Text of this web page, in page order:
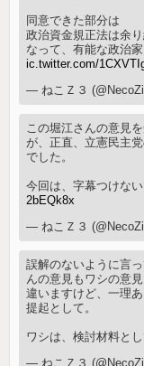
同意できた部分は
政治資金規正法は余
なって、有能な政治
ic.twitter.com/
— ねこＺ３
この堀江さんの意見
が、正直、立憲民主
でした。
今回は、字幕つけな
2bEQk8x
— ねこＺ３
誤解のないように言
んの意見もワシの意見
違いますけど、一理
提起として。
ワシは、検討材料と
— ねこＺ３